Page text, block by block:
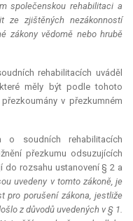
společenskou rehabilitaci a
ze zjištěných nezákonností
zákony vědomě nebo hrubě
rehabilitacích uváděl
měly být podle tohoto
v přezkumném
soudních rehabilitacích
přezkumu odsuzujících
do rozsahu ustanovení § 2 a
uvedeny v tomto zákoně, je
pro porušení zákona, jestliže
z důvodů uvedených v § 1.